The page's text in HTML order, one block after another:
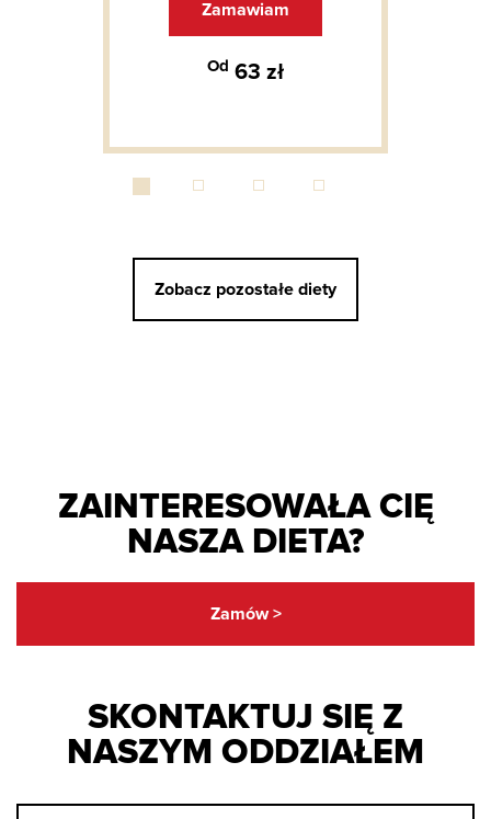
Zamawiam
Od 63 zł
Zobacz pozostałe diety
ZAINTERESOWAŁA CIĘ
NASZA DIETA?
Zamów >
SKONTAKTUJ SIĘ Z
NASZYM ODDZIAŁEM